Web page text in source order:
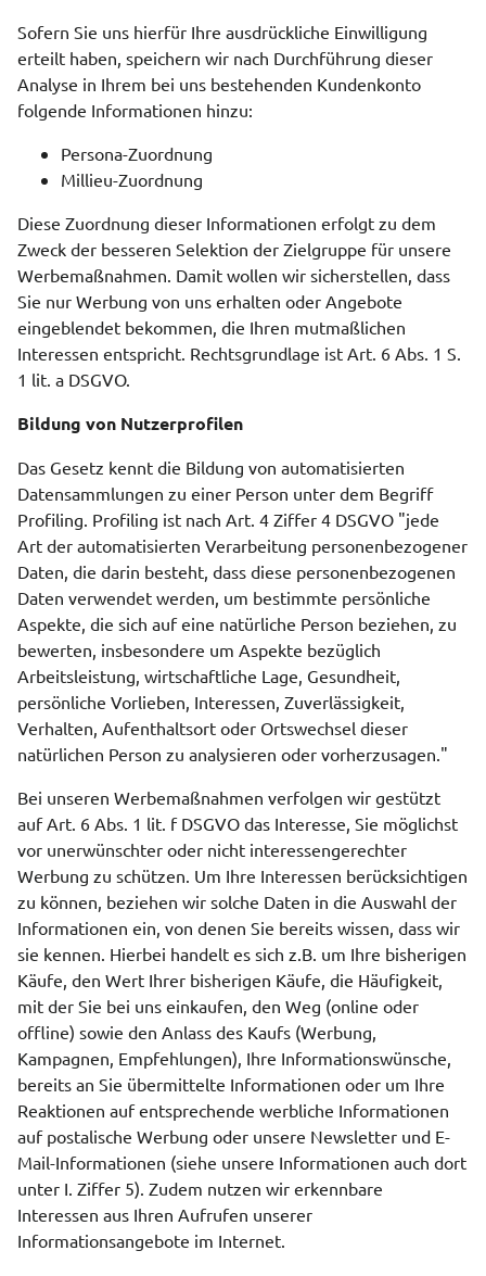
Sofern Sie uns hierfür Ihre ausdrückliche Einwilligung
erteilt haben, speichern wir nach Durchführung dieser
Analyse in Ihrem bei uns bestehenden Kundenkonto
folgende Informationen hinzu:
Persona-Zuordnung
Millieu-Zuordnung
Diese Zuordnung dieser Informationen erfolgt zu dem
Zweck der besseren Selektion der Zielgruppe für unsere
Werbemaßnahmen. Damit wollen wir sicherstellen, dass
Sie nur Werbung von uns erhalten oder Angebote
eingeblendet bekommen, die Ihren mutmaßlichen
Interessen entspricht. Rechtsgrundlage ist Art. 6 Abs. 1 S.
1 lit. a DSGVO.
Bildung von Nutzerprofilen
Das Gesetz kennt die Bildung von automatisierten
Datensammlungen zu einer Person unter dem Begriff
Profiling. Profiling ist nach Art. 4 Ziffer 4 DSGVO "jede
Art der automatisierten Verarbeitung personenbezogener
Daten, die darin besteht, dass diese personenbezogenen
Daten verwendet werden, um bestimmte persönliche
Aspekte, die sich auf eine natürliche Person beziehen, zu
bewerten, insbesondere um Aspekte bezüglich
Arbeitsleistung, wirtschaftliche Lage, Gesundheit,
persönliche Vorlieben, Interessen, Zuverlässigkeit,
Verhalten, Aufenthaltsort oder Ortswechsel dieser
natürlichen Person zu analysieren oder vorherzusagen."
Bei unseren Werbemaßnahmen verfolgen wir gestützt
auf Art. 6 Abs. 1 lit. f DSGVO das Interesse, Sie möglichst
vor unerwünschter oder nicht interessengerechter
Werbung zu schützen. Um Ihre Interessen berücksichtigen
zu können, beziehen wir solche Daten in die Auswahl der
Informationen ein, von denen Sie bereits wissen, dass wir
sie kennen. Hierbei handelt es sich z.B. um Ihre bisherigen
Käufe, den Wert Ihrer bisherigen Käufe, die Häufigkeit,
mit der Sie bei uns einkaufen, den Weg (online oder
offline) sowie den Anlass des Kaufs (Werbung,
Kampagnen, Empfehlungen), Ihre Informationswünsche,
bereits an Sie übermittelte Informationen oder um Ihre
Reaktionen auf entsprechende werbliche Informationen
auf postalische Werbung oder unsere Newsletter und E-
Mail-Informationen (siehe unsere Informationen auch dort
unter I. Ziffer 5). Zudem nutzen wir erkennbare
Interessen aus Ihren Aufrufen unserer
Informationsangebote im Internet.